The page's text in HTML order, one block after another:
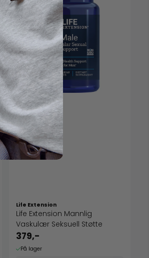
Life Extension
Life Extension Mannlig
Vaskulær Seksuell Støtte
379,-
På lager